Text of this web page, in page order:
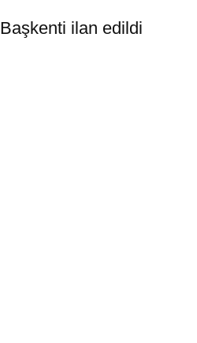
ilan edildi